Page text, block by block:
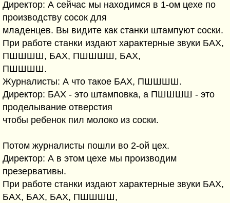
Директор: А сейчас мы находимся в 1-ом цехе по
производству сосок для
младенцев. Вы видите как станки штампуют соски.
При работе станки издают характерные звуки БАХ,
ПШШШШ, БАХ, ПШШШШ, БАХ,
ПШШШШ.
Журналисты: А что такое БАХ, ПШШШШ.
Директор: БАХ - это штамповка, а ПШШШШ - это
проделывание отверстия
чтобы ребенок пил молоко из соски.
Потом журналисты пошли во 2-ой цех.
Директор: А в этом цехе мы производим
презервативы.
При работе станки издают характерные звуки БАХ,
БАХ, БАХ, БАХ, ПШШШШ,